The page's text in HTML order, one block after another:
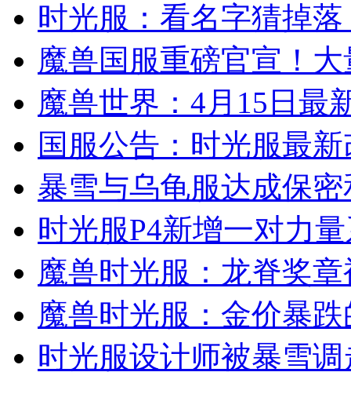
时光服：看名字猜掉
魔兽国服重磅官宣！
魔兽世界：4月15日最
国服公告：时光服最
暴雪与乌龟服达成保
时光服P4新增一对力
魔兽时光服：龙脊奖
魔兽时光服：金价暴
时光服设计师被暴雪